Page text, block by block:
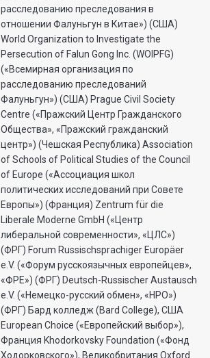
расследованию преследования в
отношении Фалуньгун в Китае») (США)
World Organization to Investigate the
Persecution of Falun Gong Inc. (WOIPFG)
(«Всемирная организация по
расследованию преследований
Фалуньгун») (США) Prague Civil Society
Centre («Пражский Центр Гражданского
Общества», «Пражский гражданский
центр») (Чешская Республика) Association
of Schools of Political Studies of the Council
of Europe («Ассоциация школ
политических исследований при Совете
Европы») (Франция) Zentrum für die
Liberale Moderne GmbH («Центр
либеральной современности», «ЦЛС»)
(ФРГ) Forum Russischsprachiger Europäer
e.V. («Форум русскоязычных европейцев»,
«ФРЕ») (ФРГ) Deutsch-Russischer Austausch
e.V. («Немецко-русский обмен», «НРО»)
(ФРГ) Бард колледж (Bard College), США
European Choice («Европейский выбор»),
Франция Khodorkovsky Foundation («Фонд
Ходорковского»), Великобритания Oxford